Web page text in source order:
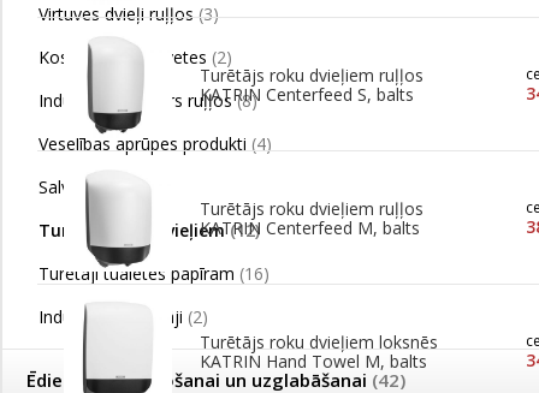
Virtuves dvieļi ruļļos(3)
Kosmētiskās salvetes (2)
Industriālais papīrs ruļļos(8)
Veselības aprūpes produkti (4)
Salvetes(4)
Turētāji roku dvieļiem(12)
Turētāji tualetes papīram (16)
Industriālie turētāji (2)
Ēdienu pagatavošanai un uzglabāšanai (42)
Turētājs roku dvieļiem ruļļos
KATRIN Centerfeed S, balts
Turētājs roku dvieļiem ruļļos
KATRIN Centerfeed M, balts
Turētājs roku dvieļiem loksnēs
KATRIN Hand Towel M, balts